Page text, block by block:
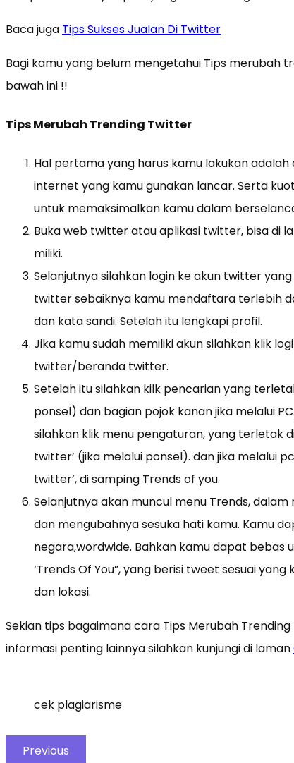
Baca juga Tips Sukses Jualan Di Twitter
Bagi kamu yang belum mengetahui Tips merubah
bawah ini !!
Tips Merubah Trending Twitter
Hal pertama yang harus kamu lakukan
internet yang kamu gunakan lancar. Serta
untuk memaksimalkan kamu dalam
Buka web twitter atau aplikasi twitter, bisa di
miliki.
Selanjutnya silahkan login ke akun twitter
twitter sebaiknya kamu mendaftara terlebih
dan kata sandi. Setelah itu lengkapi profil.
Jika kamu sudah memiliki akun silahkan klik
twitter/beranda twitter.
Setelah itu silahkan kilk pencarian yang
ponsel) dan bagian pojok kanan jika melalui
silahkan klik menu pengaturan, yang terletak
twitter’ (jika melalui ponsel). dan jika melalui
twitter’, di samping Trends of you.
Selanjutnya akan muncul menu Trends,
dan mengubahnya sesuka hati kamu. Kamu
negara,wordwide. Bahkan kamu dapat
‘Trends Of You”, yang berisi tweet sesuai
dan lokasi.
Sekian tips bagaimana cara Tips Merubah
informasi penting lainnya silahkan kunjungi di laman
cek plagiarisme
Previous